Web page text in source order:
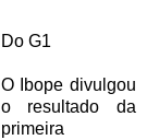
Do G1
O Ibope divulgou
o resultado da
primeira